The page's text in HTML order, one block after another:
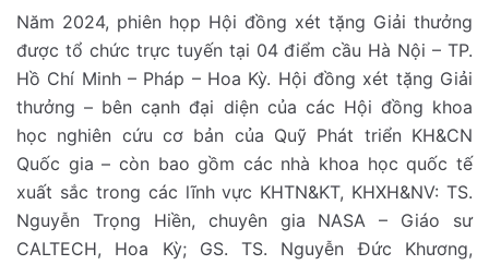
Năm 2024, phiên họp Hội đồng xét tặng Giải thưởng
được tổ chức trực tuyến tại 04 điểm cầu Hà Nội – TP.
Hồ Chí Minh – Pháp – Hoa Kỳ. Hội đồng xét tặng Giải
thưởng – bên cạnh đại diện của các Hội đồng khoa
học nghiên cứu cơ bản của Quỹ Phát triển KH&CN
Quốc gia – còn bao gồm các nhà khoa học quốc tế
xuất sắc trong các lĩnh vực KHTN&KT, KHXH&NV: TS.
Nguyễn Trọng Hiền, chuyên gia NASA – Giáo sư
CALTECH, Hoa Kỳ; GS. TS. Nguyễn Đức Khương,